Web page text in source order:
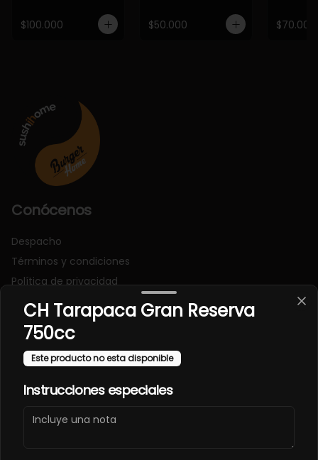
$100.000 $50.000 $70.000
Conócenos
Despacho
Términos y condiciones
Política de privacidad
Redes sociales
Instagram
Facebook
Mi cuenta
CH Tarapaca Gran Reserva
750cc
Este producto no esta disponible
Instrucciones especiales